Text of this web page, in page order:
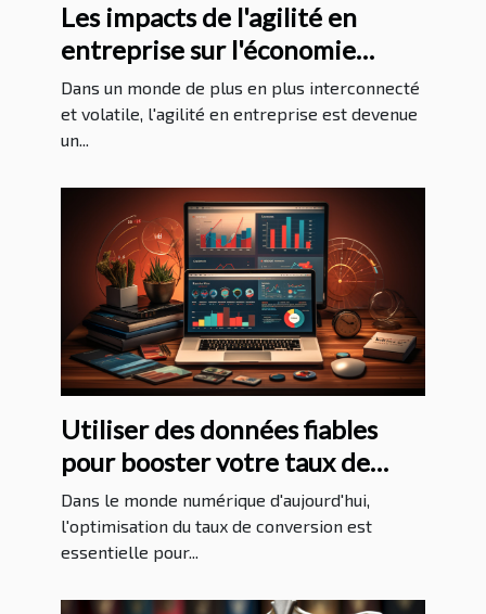
Les impacts de l'agilité en
entreprise sur l'économie
mondiale
Dans un monde de plus en plus interconnecté
et volatile, l'agilité en entreprise est devenue
un...
Utiliser des données fiables
pour booster votre taux de
conversion
Dans le monde numérique d'aujourd'hui,
l'optimisation du taux de conversion est
essentielle pour...